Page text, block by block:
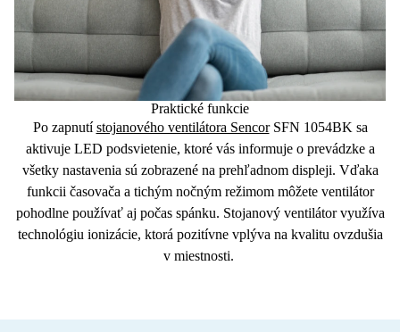
Praktické funkcie
Po zapnutístojanového ventilátora SencorSFN 1054BK sa
aktivuje LED podsvietenie, ktoré vás informuje o prevádzke a
všetky nastavenia sú zobrazené na prehľadnom displeji. Vďaka
funkcii časovača a tichým nočným režimom môžete ventilátor
pohodlne používať aj počas spánku. Stojanový ventilátor využíva
technológiu ionizácie, ktorá pozitívne vplýva na kvalitu ovzdušia
v miestnosti.